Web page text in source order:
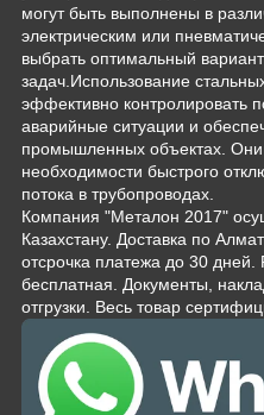
могут быть выполнены в
электрическим или
выбрать оптимальный
задач.Использование
эффективно контролировать
аварийные ситуации и
промышленных объектах.
необходимости быстрого
потока в трубопроводах.
Компания "Металон 2017"
Казахстану. Доставка по
отсрочка платежа до 30 дней.
бесплатная. Документы,
отгрузки. Весь товар